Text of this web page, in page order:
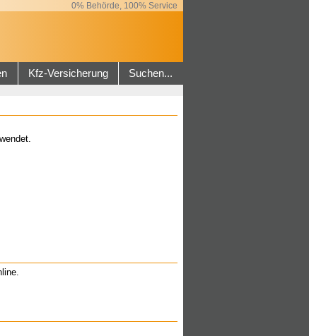
0% Behörde, 100% Service
Kfz-Versicherung Suchen...